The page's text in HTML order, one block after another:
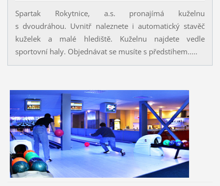
Spartak Rokytnice, a.s. pronajímá kuželnu
s dvoudráhou. Uvnitř naleznete i automatický stavěč
kuželek a malé hlediště. Kuželnu najdete vedle
sportovní haly. Objednávat se musíte s předstihem.....